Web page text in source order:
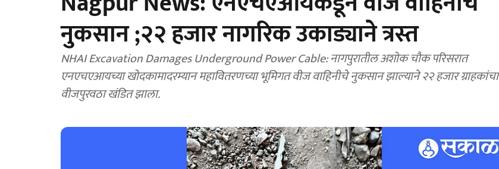
नुकसान ;२२ हजार नागरिक उकाड्याने त्रस्‍त
NHAI Excavation Damages Underground Power Cable: नागपुरातील अशोक चौक परिसरात
एनएचएआयच्या खोदकामादरम्यान महावितरणच्या भूमिगत वीज वाहिनीचे नुकसान झाल्याने २२ हजार ग्राहकांचा
वीजपुरवठा खंडित झाला.